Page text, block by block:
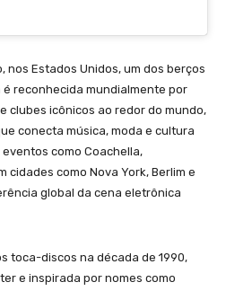
nos Estados Unidos, um dos berços
é reconhecida mundialmente por
clubes icônicos ao redor do mundo,
conecta música, moda e cultura
como Coachella,
cidades como Nova York, Berlim e
global da cena eletrônica
toca-discos na década de 1990,
e inspirada por nomes como